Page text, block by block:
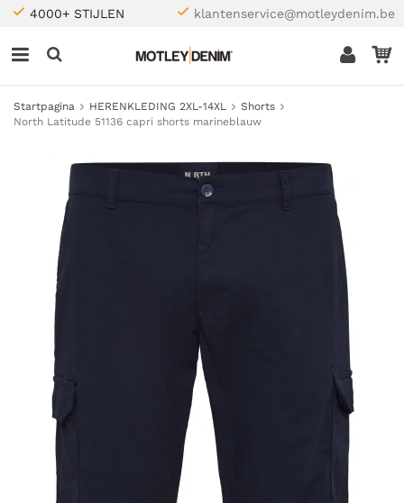
4000+ STIJLEN klantenservice@motleydenim.be
Startpagina HERENKLEDING 2XL-14XL
Shorts
North Latitude 51136 capri shorts marineblauw